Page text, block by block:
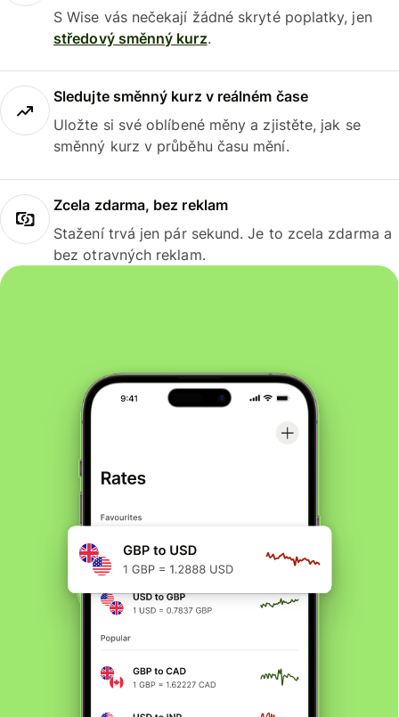
S Wise vás nečekají žádné skryté poplatky, jen
středový směnný kurz.
Sledujte směnný kurz v reálném čase
Uložte si své oblíbené měny a zjistěte, jak se
směnný kurz v průběhu času mění.
Zcela zdarma, bez reklam
Stažení trvá jen pár sekund. Je to zcela zdarma a
bez otravných reklam.